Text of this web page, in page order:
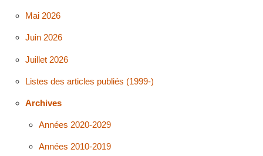
Mai 2026
Juin 2026
Juillet 2026
Listes des articles publiés (1999-)
Archives
Années 2020-2029
Années 2010-2019